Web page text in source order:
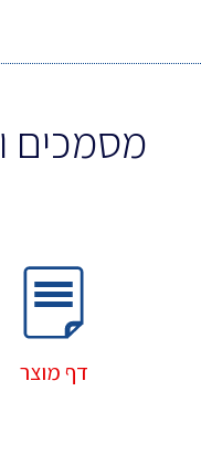
מסמכים
דף מוצר